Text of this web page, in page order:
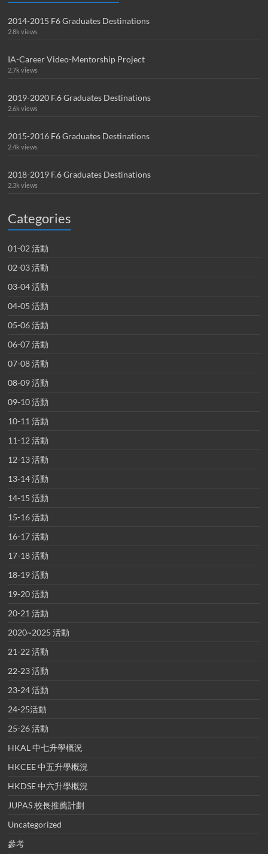
2014-2015 F6 Graduates Destinations
2.8k views
IA-Career Video-Mentorship Project
2.7k views
2019-2020 F.6 Graduates Destinations
2.6k views
2015-2016 F6 Graduates Destinations
2.4k views
2018-2019 F.6 Graduates Destinations
2.3k views
Categories
01-02 活動
02-03 活動
03-04 活動
04-05 活動
05-06 活動
06-07 活動
07-08 活動
08-09 活動
09-10 活動
10-11 活動
11-12 活動
12-13 活動
13-14 活動
14-15 活動
15-16 活動
16-17 活動
17-18 活動
18-19 活動
19-20 活動
20-21 活動
2020~2025 活動
21-22 活動
22-23 活動
23-24 活動
24-25活動
25-26 活動
HKAL 中七升學概況
HKCEE 中五升學概況
HKDSE 中六升學概況
JUPAS 校長推薦計劃
Uncategorized
參考